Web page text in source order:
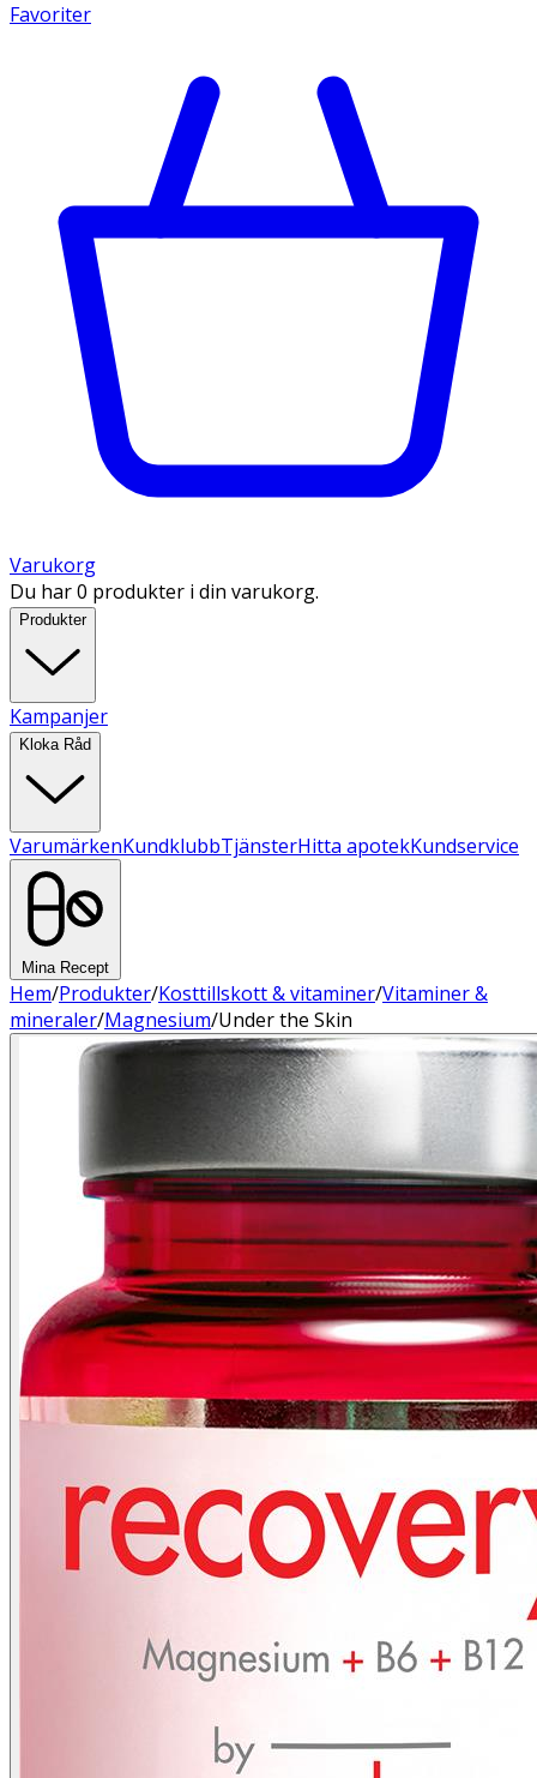
Favoriter
Varukorg
Du har 0 produkter i din varukorg.
Produkter
Kampanjer
Kloka Råd
VarumärkenKundklubbTjänsterHitta apotekKundservice
Mina Recept
Hem/Produkter/Kosttillskott & vitaminer/Vitaminer &
mineraler/Magnesium/Under the Skin